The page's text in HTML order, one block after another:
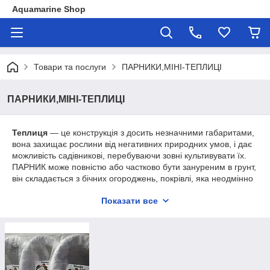
Aquamarine Shop
Товари та послуги ПАРНИКИ,МІНІ-ТЕПЛИЦІ
ПАРНИКИ,МІНІ-ТЕПЛИЦІ
Теплиця — це конструкція з досить незначними габаритами,
вона захищає рослини від негативних природних умов, і дає
можливість садівникові, перебуваючи зовні культивувати їх.
ПАРНИК може повністю або частково бути зануреним в грунт,
він складається з бічних огороджень, покрівлі, яка неодмінно
з поліетиленових труб
Показати все